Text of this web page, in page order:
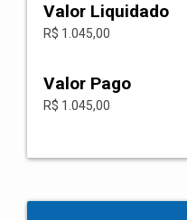
Valor Liquidado
R$ 1.045,00
Valor Pago
R$ 1.045,00